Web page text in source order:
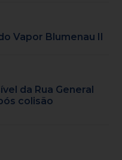
Vapor Blumenau II
da Rua General
colisão